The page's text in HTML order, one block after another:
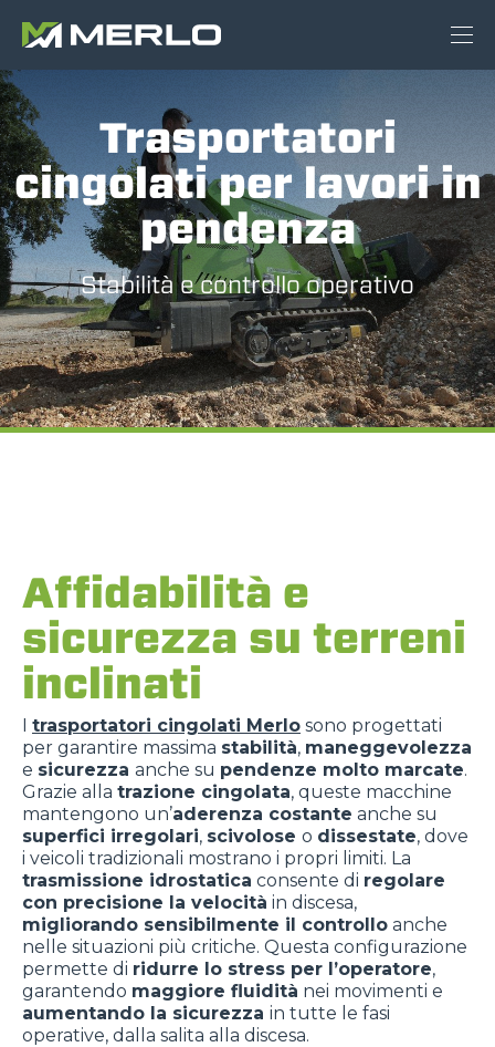
Trasportatori
cingolati per lavori in
pendenza
Stabilità e controllo operativo
Affidabilità e
sicurezza su terreni
inclinati
I trasportatori cingolati Merlo sono progettati
per garantire massima stabilità, maneggevolezza
e sicurezza anche su pendenze molto marcate.
Grazie alla trazione cingolata, queste macchine
mantengono un’aderenza costante anche su
superfici irregolari, scivolose o dissestate, dove
i veicoli tradizionali mostrano i propri limiti. La
trasmissione idrostatica consente di regolare
con precisione la velocità in discesa,
migliorando sensibilmente il controllo anche
nelle situazioni più critiche. Questa configurazione
permette di ridurre lo stress per l’operatore,
garantendo maggiore fluidità nei movimenti e
aumentando la sicurezza in tutte le fasi
operative, dalla salita alla discesa.